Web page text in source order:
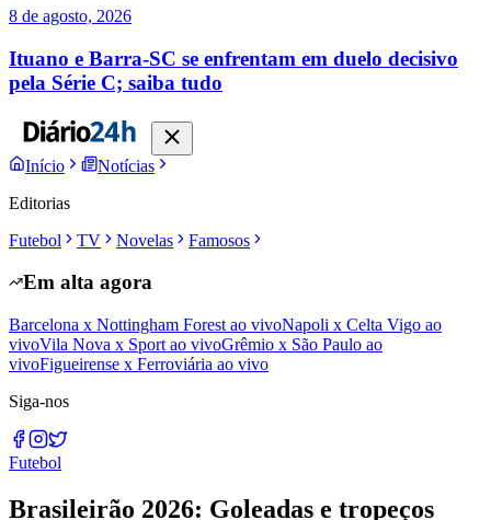
8 de agosto, 2026
Ituano e Barra-SC se enfrentam em duelo decisivo
pela Série C; saiba tudo
Início
Notícias
Editorias
Futebol
TV Novelas Famosos
Em alta agora
Barcelona x Nottingham Forest ao vivoNapoli x Celta Vigo ao
vivoVila Nova x Sport ao vivoGrêmio x São Paulo ao
vivoFigueirense x Ferroviária ao vivo
Siga-nos
Futebol
Brasileirão 2026: Goleadas e tropeços